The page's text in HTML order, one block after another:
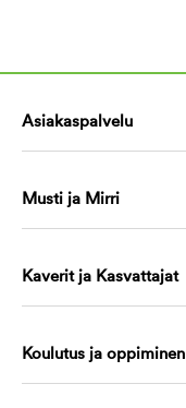
Asiakaspalvelu
Musti ja Mirri
Kaverit ja Kasvattajat
Koulutus ja oppiminen